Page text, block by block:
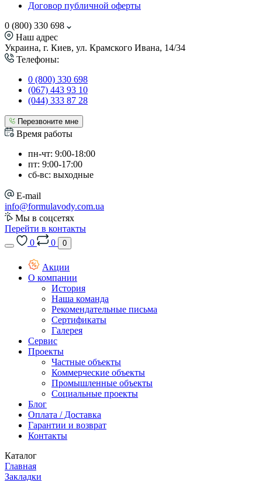
Договор публичной оферты
0 (800) 330 698
Наш адрес
Украина, г. Киев, ул. Крамского Ивана, 14/34
Телефоны:
0 (800) 330 698
(067) 443 93 10
(044) 333 87 28
Перезвоните мне
Время работы
пн-чт: 9:00-18:00
пт: 9:00-17:00
сб-вс: выходные
E-mail
info@formulavody.com.ua
Мы в соцсетях
Перейти в контакты
0
0 0
Акции
О компании
История
Наша команда
Рекомендательные письма
Сертификаты
Галерея
Сервис
Проекты
Частные объекты
Коммерческие объекты
Промышленные объекты
Социальные проекты
Блог
Оплата / Доставка
Гарантии и возврат
Контакты
Каталог
Главная
Закладки